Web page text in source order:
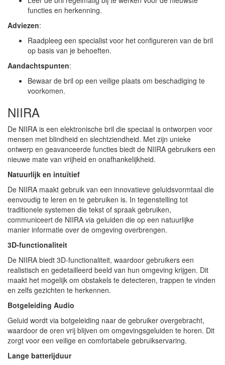
functies en herkenning.
Adviezen:
Raadpleeg een specialist voor het configureren van de bril
op basis van je behoeften.
Aandachtspunten:
Bewaar de bril op een veilige plaats om beschadiging te
voorkomen.
NIIRA
De NIIRA is een elektronische bril die speciaal is ontworpen voor
mensen met blindheid en slechtziendheid. Met zijn unieke
ontwerp en geavanceerde functies biedt de NIIRA gebruikers een
nieuwe mate van vrijheid en onafhankelijkheid.
Natuurlijk en intuïtief
De NIIRA maakt gebruik van een innovatieve geluidsvormtaal die
eenvoudig te leren en te gebruiken is. In tegenstelling tot
traditionele systemen die tekst of spraak gebruiken,
communiceert de NIIRA via geluiden die op een natuurlijke
manier informatie over de omgeving overbrengen.
3D-functionaliteit
De NIIRA biedt 3D-functionaliteit, waardoor gebruikers een
realistisch en gedetailleerd beeld van hun omgeving krijgen. Dit
maakt het mogelijk om obstakels te detecteren, trappen te vinden
en zelfs gezichten te herkennen.
Botgeleiding Audio
Geluid wordt via botgeleiding naar de gebruiker overgebracht,
waardoor de oren vrij blijven om omgevingsgeluiden te horen. Dit
zorgt voor een veilige en comfortabele gebruikservaring.
Lange batterijduur